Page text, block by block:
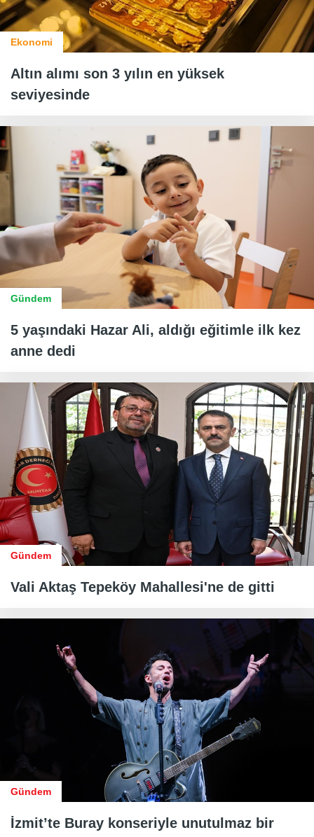
Ekonomi
Altın alımı son 3 yılın en yüksek
seviyesinde
Gündem
5 yaşındaki Hazar Ali, aldığı eğitimle ilk kez
anne dedi
Gündem
Vali Aktaş Tepeköy Mahallesi'ne de gitti
Gündem
İzmit’te Buray konseriyle unutulmaz bir